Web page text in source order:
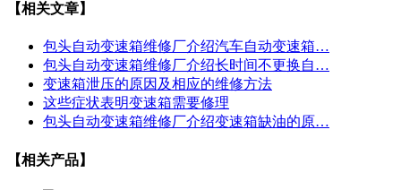
【相关文章】
包头自动变速箱维修厂介绍汽车自动变速箱…
包头自动变速箱维修厂介绍长时间不更换自…
变速箱泄压的原因及相应的维修方法
这些症状表明变速箱需要修理
包头自动变速箱维修厂介绍变速箱缺油的原…
【相关产品】